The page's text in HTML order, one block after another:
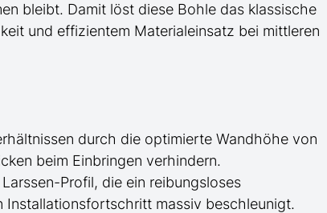
bleibt. Damit löst diese Bohle das klassische
und effizientem Materialeinsatz bei mittleren
durch die optimierte Wandhöhe von
beim Einbringen verhindern.
Profil, die ein reibungsloses
Installationsfortschritt massiv beschleunigt.